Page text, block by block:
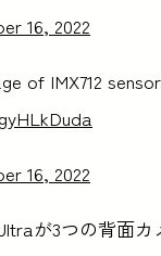
16, 2022
of IMX712
16, 2022
が3つの背面カ